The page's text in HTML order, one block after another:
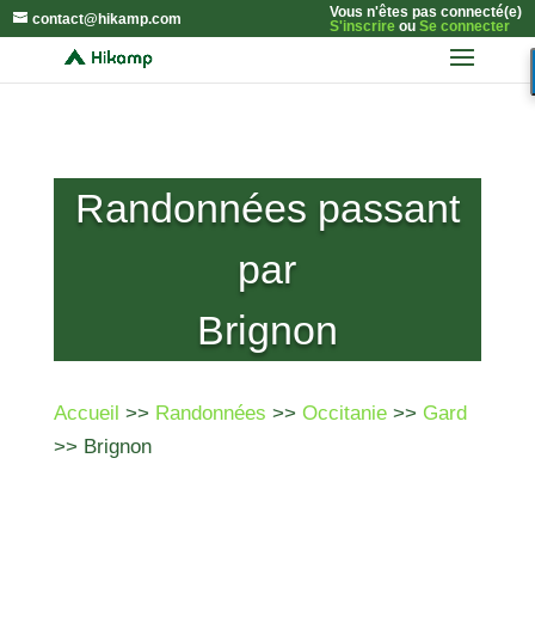
contact@hikamp.com
Vous n'êtes pas connecté(e)
S'inscrireou Se connecter
Randonnées passant
par
Brignon
Accueil >> Randonnées >> Occitanie>> Gard
>> Brignon